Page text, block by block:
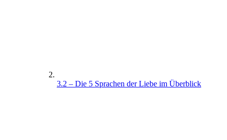
3.2 – Die 5 Sprachen der Liebe im Überblick